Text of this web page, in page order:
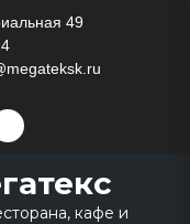
49
DZEN
кафе и